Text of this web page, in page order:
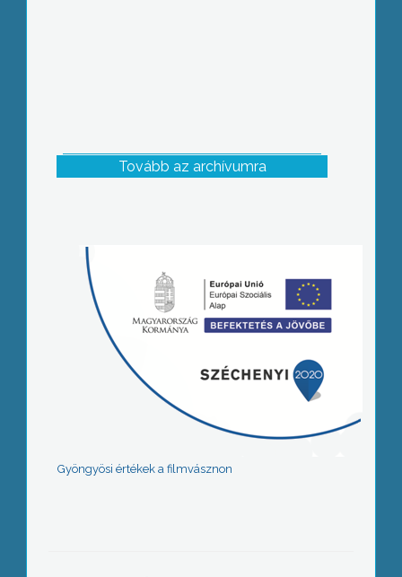
Tovább az archívumra
Gyöngyösi értékek a filmvásznon